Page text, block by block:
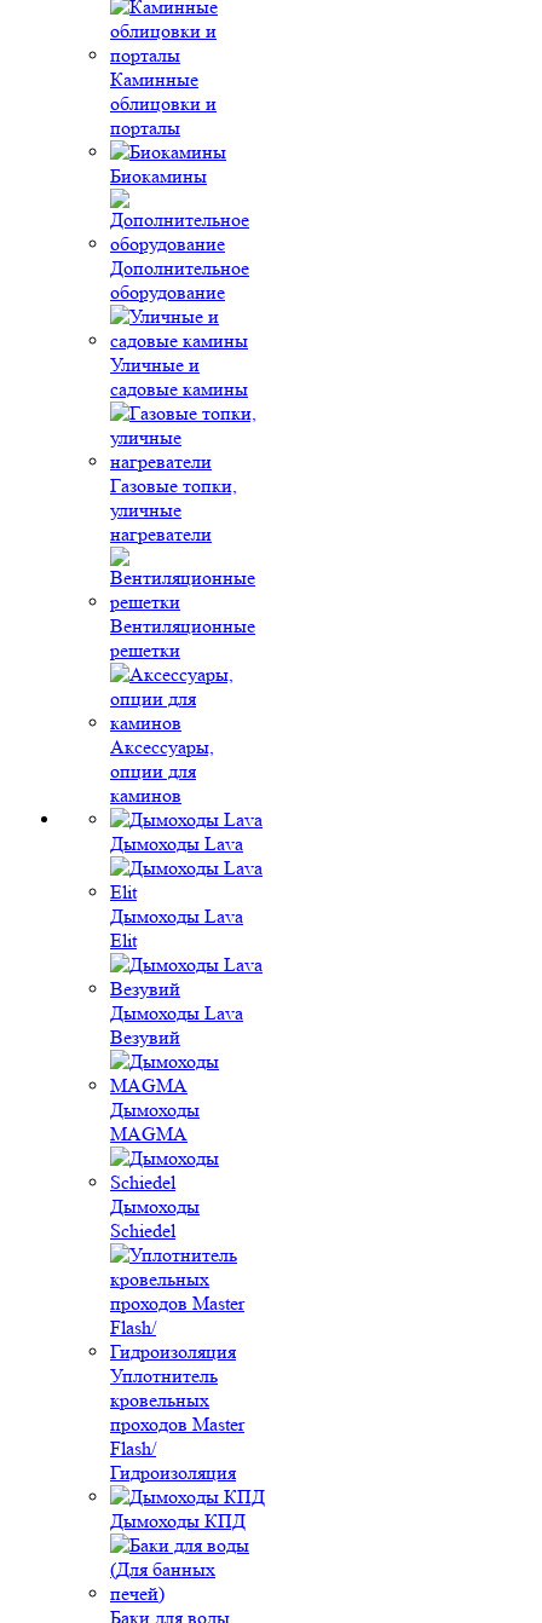
Каминные
облицовки и
порталы
Биокамины
Дополнительное
оборудование
Уличные и
садовые камины
Газовые топки,
уличные
нагреватели
Вентиляционные
решетки
Аксессуары,
опции для
каминов
Дымоходы Lava
Дымоходы Lava
Elit
Дымоходы Lava
Везувий
Дымоходы
MAGMA
Дымоходы
Schiedel
Уплотнитель
кровельных
проходов Master
Flash/
Гидроизоляция
Дымоходы КПД
Баки для воды